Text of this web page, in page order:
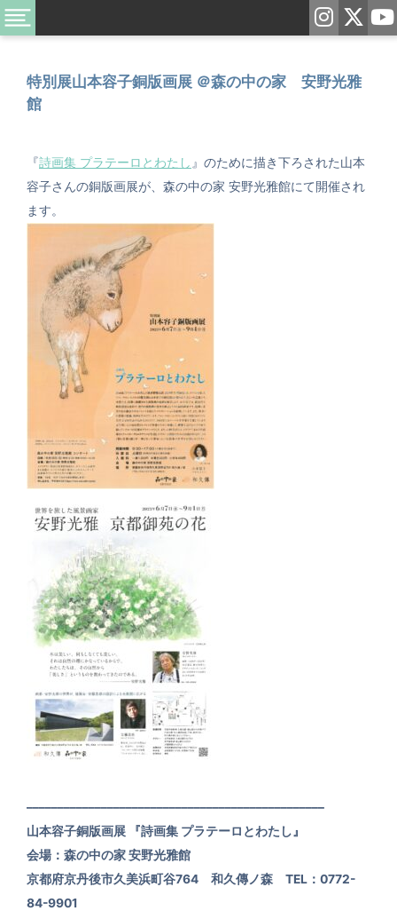
特別展山本容子銅版画展 ＠森の中の家 安野光雅
館
『詩画集 プラテーロとわたし 』 のために描き下ろされた山本
容子さんの銅版画展が、森の中の家 安野光雅館にて開催され
ます。
––––––––––––––––––––––––––––––––––––––––––––––––
山本容子銅版画展 『詩画集 プラテーロとわたし』
会場：森の中の家 安野光雅館
京都府京丹後市久美浜町谷764 和久傳ノ森 TEL：0772-
84-9901